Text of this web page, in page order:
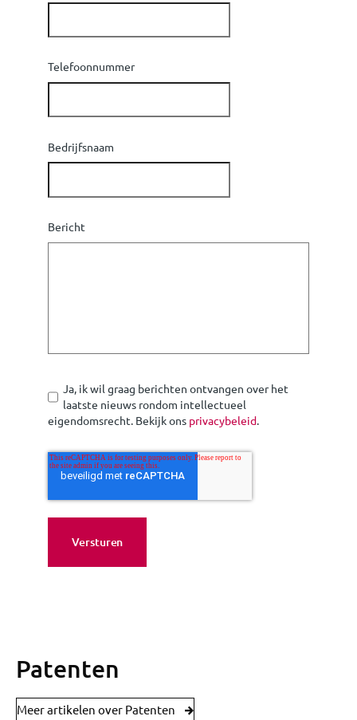
Telefoonnummer
Bedrijfsnaam
Bericht
Ja, ik wil graag berichten ontvangen over het
laatste nieuws rondom intellectueel
eigendomsrecht. Bekijk ons privacybeleid.
Patenten
Meer artikelen over Patenten